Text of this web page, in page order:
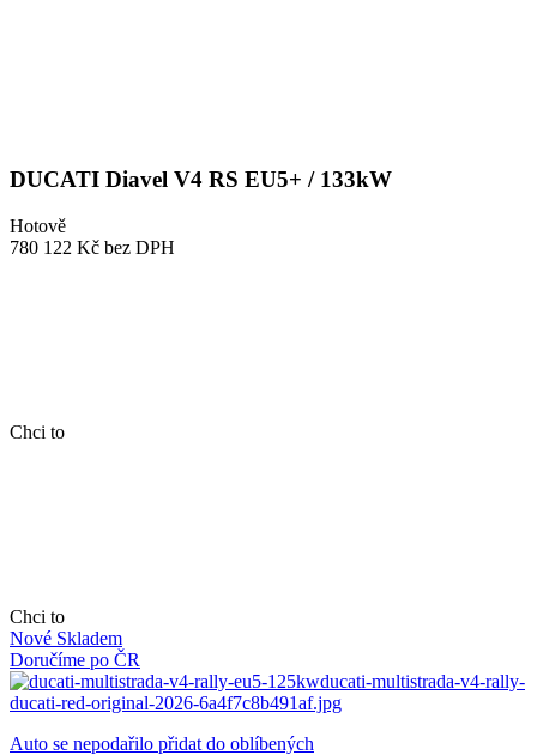
DUCATI Diavel V4 RS EU5+ / 133kW
Hotově
780 122 Kč bez DPH
Chci to
Chci to
Nové Skladem
Doručíme po ČR
Auto se nepodařilo přidat do oblíbených